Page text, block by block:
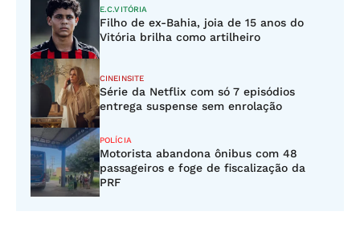
E.C.VITÓRIA
Filho de ex-Bahia, joia de 15 anos do
Vitória brilha como artilheiro
CINEINSITE
Série da Netflix com só 7 episódios
entrega suspense sem enrolação
POLÍCIA
Motorista abandona ônibus com 48
passageiros e foge de fiscalização da
PRF